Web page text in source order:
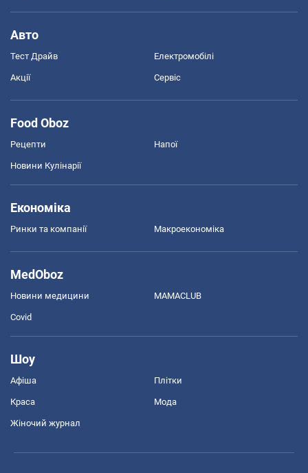
Авто
Тест Драйв Електромобілі
Акції Сервіс
Food Oboz
Рецепти Напої
Новини Кулінарії
Економіка
Ринки та компанії Макроекономіка
MedOboz
Новини медицини MAMACLUB
Covid
Шоу
Афіша Плітки
Краса Мода
Жіночий журнал